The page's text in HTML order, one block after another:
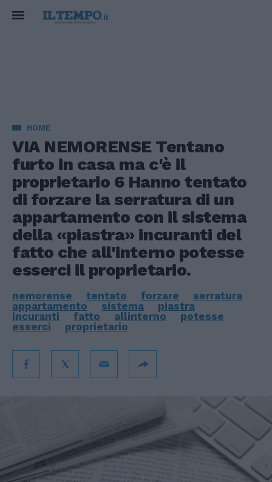
HOME
VIA NEMORENSE Tentano
furto in casa ma c'è il
proprietario 6 Hanno tentato
di forzare la serratura di un
appartamento con il sistema
della «piastra» incuranti del
fatto che all'interno potesse
esserci il proprietario.
nemorense tentato forzare
serratura
appartamento
sistema
piastra
incuranti
fatto allinterno
potesse
esserci
proprietario